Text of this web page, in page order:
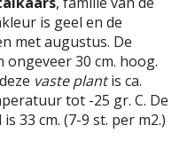
is geel en de
met augustus. De
30 cm. hoog.
vaste plantis ca.
tot -25 gr. C. De
33 cm. (7-9 st. per m2.)